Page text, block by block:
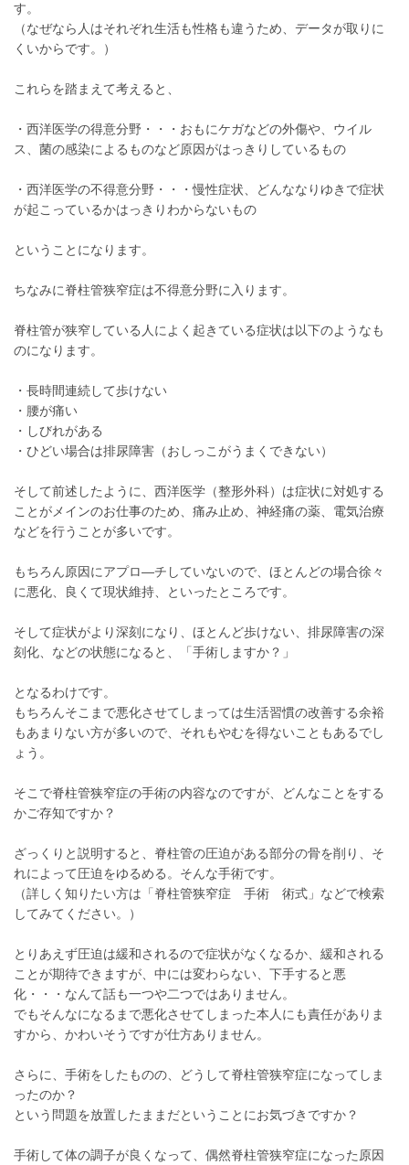
す。
（なぜなら人はそれぞれ生活も性格も違うため、データが取りに
くいからです。）
これらを踏まえて考えると、
・西洋医学の得意分野・・・おもにケガなどの外傷や、ウイル
ス、菌の感染によるものなど原因がはっきりしているもの
・西洋医学の不得意分野・・・慢性症状、どんななりゆきで症状
が起こっているかはっきりわからないもの
ということになります。
ちなみに脊柱管狭窄症は不得意分野に入ります。
脊柱管が狭窄している人によく起きている症状は以下のようなも
のになります。
・長時間連続して歩けない
・腰が痛い
・しびれがある
・ひどい場合は排尿障害（おしっこがうまくできない）
そして前述したように、西洋医学（整形外科）は症状に対処する
ことがメインのお仕事のため、痛み止め、神経痛の薬、電気治療
などを行うことが多いです。
もちろん原因にアプロ―チしていないので、ほとんどの場合徐々
に悪化、良くて現状維持、といったところです。
そして症状がより深刻になり、ほとんど歩けない、排尿障害の深
刻化、などの状態になると、「手術しますか？」
となるわけです。
もちろんそこまで悪化させてしまっては生活習慣の改善する余裕
もあまりない方が多いので、それもやむを得ないこともあるでし
ょう。
そこで脊柱管狭窄症の手術の内容なのですが、どんなことをする
かご存知ですか？
ざっくりと説明すると、脊柱管の圧迫がある部分の骨を削り、そ
れによって圧迫をゆるめる。そんな手術です。
（詳しく知りたい方は「脊柱管狭窄症 手術 術式」などで検索
してみてください。）
とりあえず圧迫は緩和されるので症状がなくなるか、緩和される
ことが期待できますが、中には変わらない、下手すると悪
化・・・なんて話も一つや二つではありません。
でもそんなになるまで悪化させてしまった本人にも責任がありま
すから、かわいそうですが仕方ありません。
さらに、手術をしたものの、どうして脊柱管狭窄症になってしま
ったのか？
という問題を放置したままだということにお気づきですか？
手術して体の調子が良くなって、偶然脊柱管狭窄症になった原因